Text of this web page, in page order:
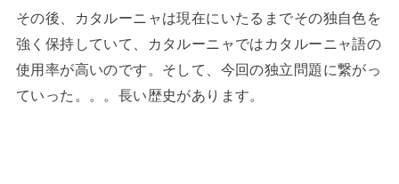
その後、カタルーニャは現在にいたるまでその独自色を
強く保持していて、カタルーニャではカタルーニャ語の
使用率が高いのです。そして、今回の独立問題に繋がっ
ていった。。。長い歴史があります。